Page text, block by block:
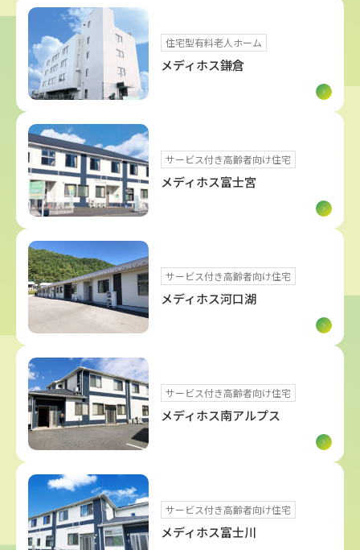
住宅型有料老人ホーム
メディホス鎌倉
サービス付き高齢者向け住宅
メディホス富士宮
サービス付き高齢者向け住宅
メディホス河口湖
サービス付き高齢者向け住宅
メディホス南アルプス
サービス付き高齢者向け住宅
メディホス富士川